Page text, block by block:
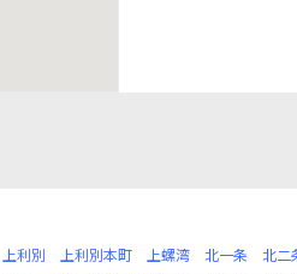
上利別 上利別本町 上螺湾 北一条 北二